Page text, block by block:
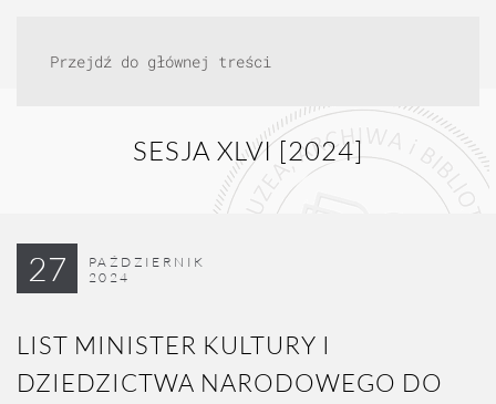
Przejdź do głównej treści
SESJA XLVI [2024]
27
PAŹDZIERNIK
2024
LIST MINISTER KULTURY I
DZIEDZICTWA NARODOWEGO DO